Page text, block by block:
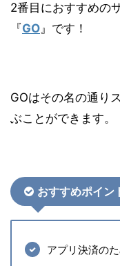
2番目におすすめの
『GO』です！
GOはその名の通り
ぶことができます。
おすすめポイン
アプリ決済の